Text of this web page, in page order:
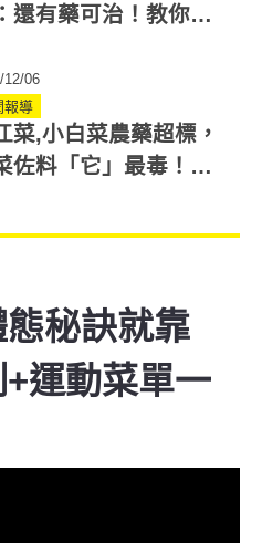
還有藥可治！教你如
12/06
報導
菜,小白菜農藥超標，
佐料「它」最毒！專
做
秘訣就靠
運動菜單一